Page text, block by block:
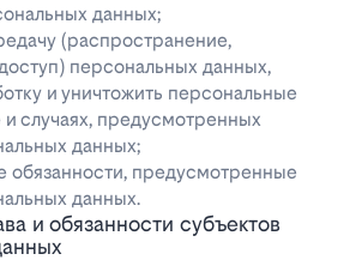
данных;
(распространение,
персональных данных,
и уничтожить персональные
случаях, предусмотренных
данных;
обязанности, предусмотренные
данных.
и обязанности субъектов